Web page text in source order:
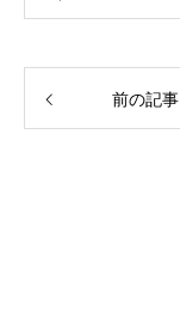
前の記事